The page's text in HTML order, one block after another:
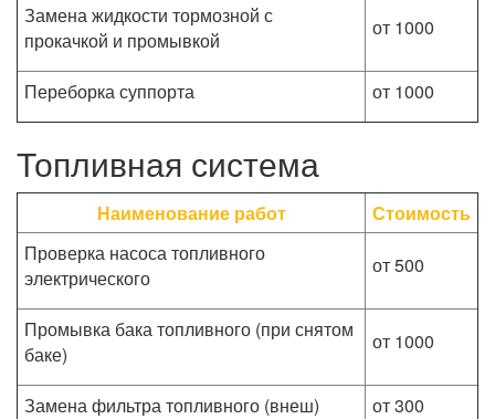
Замена жидкости тормозной с
прокачкой и промывкой
от 1000
Переборка суппорта от 1000
Топливная система
Наименование работ
Стоимость
Проверка насоса топливного
электрического
от 500
Промывка бака топливного (при снятом
баке)
от 1000
Замена фильтра топливного (внеш)
от 300